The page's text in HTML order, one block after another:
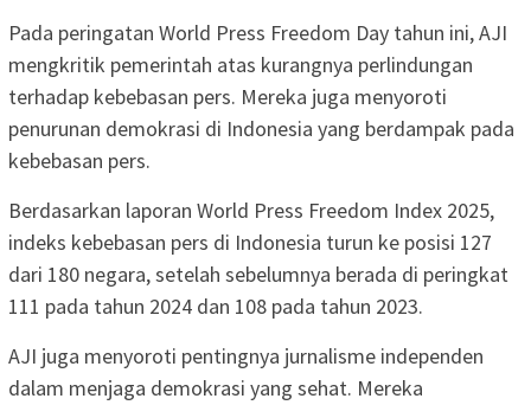
Pada peringatan World Press Freedom Day tahun ini, AJI
mengkritik pemerintah atas kurangnya perlindungan
terhadap kebebasan pers. Mereka juga menyoroti
penurunan demokrasi di Indonesia yang berdampak pada
kebebasan pers.
Berdasarkan laporan World Press Freedom Index 2025,
indeks kebebasan pers di Indonesia turun ke posisi 127
dari 180 negara, setelah sebelumnya berada di peringkat
111 pada tahun 2024 dan 108 pada tahun 2023.
AJI juga menyoroti pentingnya jurnalisme independen
dalam menjaga demokrasi yang sehat. Mereka